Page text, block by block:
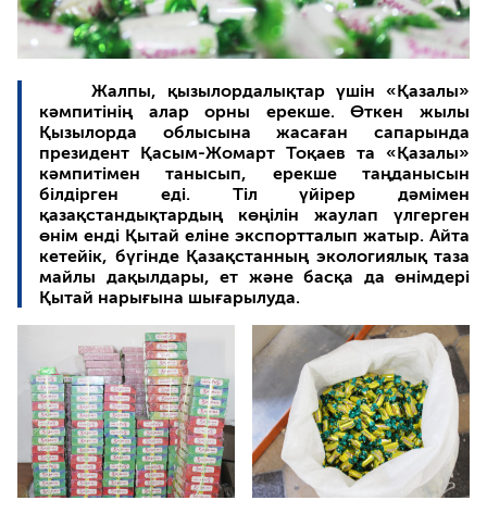
Жалпы, қызылордалықтар үшін «Қазалы»
кәмпитінің алар орны ерекше. Өткен жылы
Қызылорда облысына жасаған сапарында
президент Қасым-Жомарт Тоқаев та «Қазалы»
кәмпитімен танысып, ерекше таңданысын
білдірген еді. Тіл үйірер дәмімен
қазақстандықтардың көңілін жаулап үлгерген
өнім енді Қытай еліне экспортталып жатыр. Айта
кетейік, бүгінде Қазақстанның экологиялық таза
майлы дақылдары, ет және басқа да өнімдері
Қытай нарығына шығарылуда.